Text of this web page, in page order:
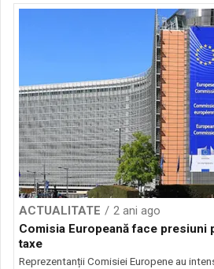
ACTUALITATE
2 ani ago
Comisia Europeană face presiuni
taxe
Reprezentanții Comisiei Europene au